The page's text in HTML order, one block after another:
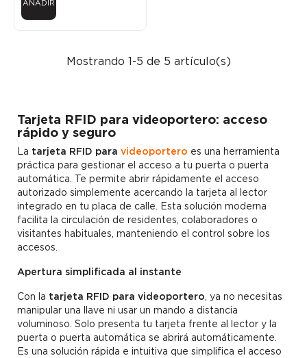
AÑADIR
Mostrando 1-5 de 5 artículo(s)
Tarjeta RFID para videoportero: acceso
rápido y seguro
La tarjeta RFID para videoportero es una herramienta
práctica para gestionar el acceso a tu puerta o puerta
automática. Te permite abrir rápidamente el acceso
autorizado simplemente acercando la tarjeta al lector
integrado en tu placa de calle. Esta solución moderna
facilita la circulación de residentes, colaboradores o
visitantes habituales, manteniendo el control sobre los
accesos.
Apertura simplificada al instante
Con la tarjeta RFID para videoportero , ya no necesitas
manipular una llave ni usar un mando a distancia
voluminoso. Solo presenta tu tarjeta frente al lector y la
puerta o puerta automática se abrirá automáticamente.
Es una solución rápida e intuitiva que simplifica el acceso